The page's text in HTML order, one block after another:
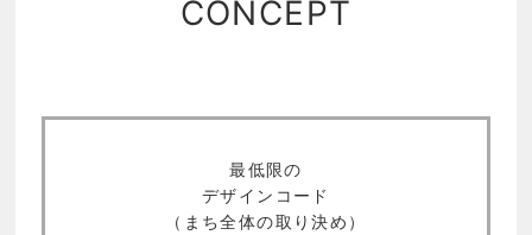
CONCEPT
最低限の
デザインコード
（まち全体の取り決め）